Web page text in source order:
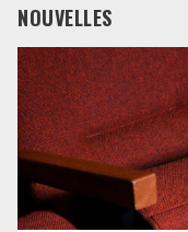
NOUVELLES